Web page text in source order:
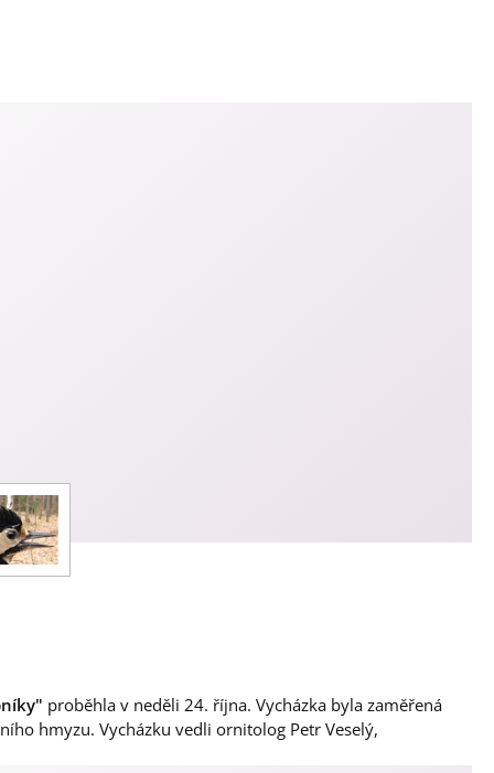
proběhla v neděli 24. října. Vycházka byla zaměřená
hmyzu. Vycházku vedli ornitolog Petr Veselý,